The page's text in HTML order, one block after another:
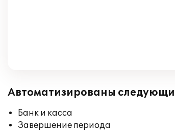
Автоматизированы
Банк и касса
Завершение периода